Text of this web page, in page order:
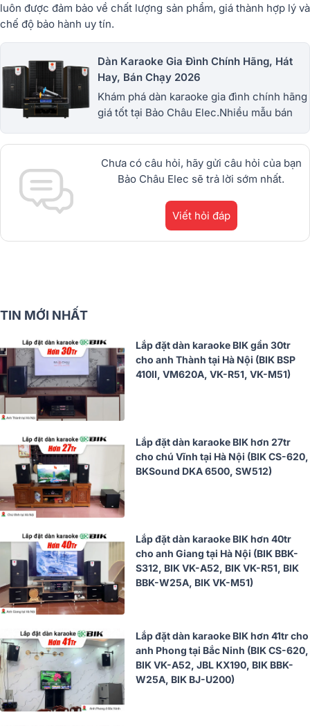
luôn được đảm bảo về chất lượng sản phẩm, giá thành hợp lý và
chế độ bảo hành uy tín.
Dàn Karaoke Gia Đình Chính Hãng, Hát
Hay, Bán Chạy 2026
Khám phá dàn karaoke gia đình chính hãng
giá tốt tại Bảo Châu Elec.Nhiều mẫu bán
dBTechnologies, Philips Cao
Cấp.1900.0255
Chưa có câu hỏi, hãy gửi câu hỏi của bạn
Bảo Châu Elec sẽ trả lời sớm nhất.
Viết hỏi đáp
TIN MỚI NHẤT
Lắp đặt dàn karaoke BIK gần 30tr
cho anh Thành tại Hà Nội (BIK BSP
410II, VM620A, VK-R51, VK-M51)
Lắp đặt dàn karaoke BIK hơn 27tr
cho chú Vĩnh tại Hà Nội (BIK CS-620,
BKSound DKA 6500, SW512)
Lắp đặt dàn karaoke BIK hơn 40tr
cho anh Giang tại Hà Nội (BIK BBK-
S312, BIK VK-A52, BIK VK-R51, BIK
BBK-W25A, BIK VK-M51)
Lắp đặt dàn karaoke BIK hơn 41tr cho
anh Phong tại Bắc Ninh (BIK CS-620,
BIK VK-A52, JBL KX190, BIK BBK-
W25A, BIK BJ-U200)